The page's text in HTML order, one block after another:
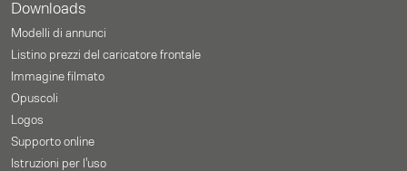
Downloads
Modelli di annunci
Listino prezzi del caricatore frontale
Immagine filmato
Opuscoli
Logos
Supporto online
Istruzioni per l'uso